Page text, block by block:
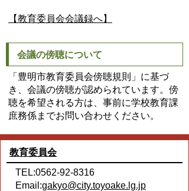
【教育委員会会議録へ】
会議の傍聴について
「豊明市教育委員会傍聴規則」に基づ
き、会議の傍聴が認められています。傍
聴を希望される方は、事前に学校教育課
庶務係までお問い合わせください。
教育委員会
TEL:0562-92-8316
Email:gakyo@city.toyoake.lg.jp